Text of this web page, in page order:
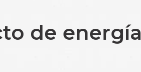
de energía